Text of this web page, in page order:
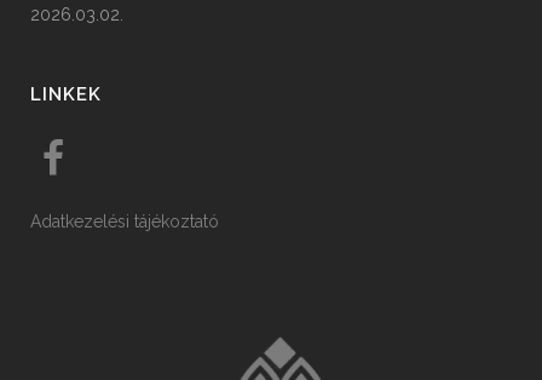
2026.03.02.
LINKEK
Adatkezelési tájékoztató